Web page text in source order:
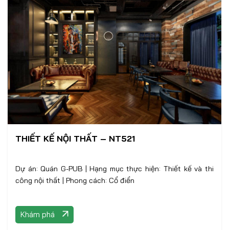
THIẾT KẾ NỘI THẤT – NT521
Dự án: Quán G-PUB | Hạng mục thực hiện: Thiết kế và thi
công nội thất | Phong cách: Cổ điển
Khám phá